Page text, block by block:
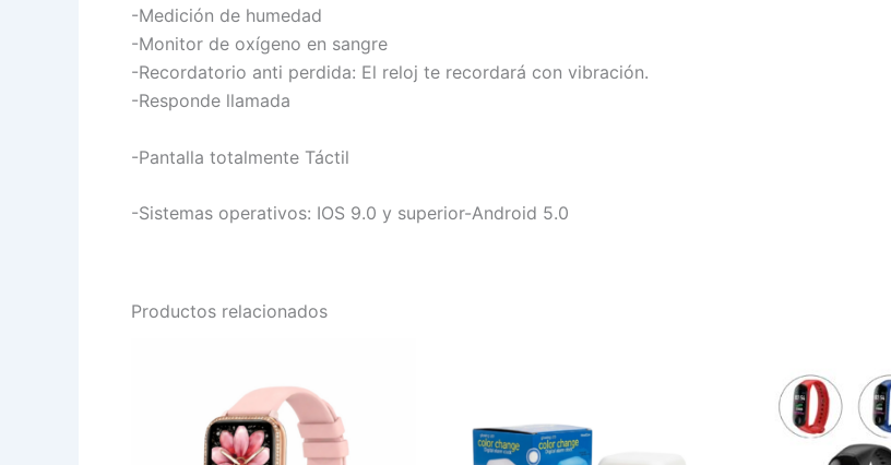
-Medición de humedad
-Monitor de oxígeno en sangre
-Recordatorio anti perdida: El reloj te recordará con vibración.
-Responde llamada
-Pantalla totalmente Táctil
-Sistemas operativos: IOS 9.0 y superior-Android 5.0
Productos relacionados
9821A
watch
deportivo